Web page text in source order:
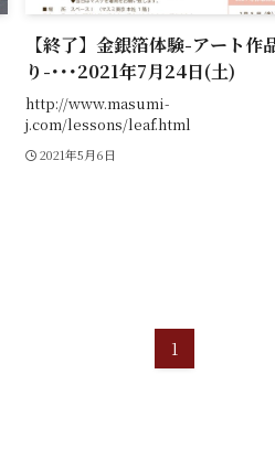
【終了】金銀箔体験-アート作
り-･･･2021年7月24日(土)
http://www.masumi-
j.com/lessons/leaf.html
2021年5月6日
1